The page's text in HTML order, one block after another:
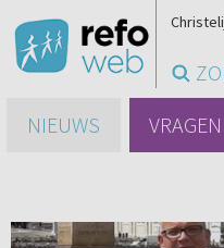
NIEUWS
VRAGEN